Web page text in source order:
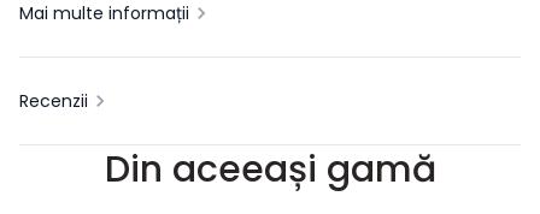
Mai multe informații
Recenzii
Din aceeași gamă